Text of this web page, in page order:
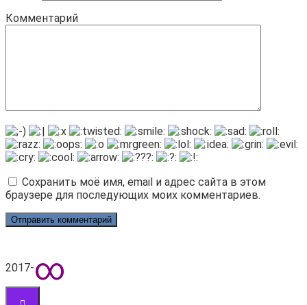
Комментарий
Сохранить моё имя, email и адрес сайта в этом
браузере для последующих моих комментариев.
2017-∞